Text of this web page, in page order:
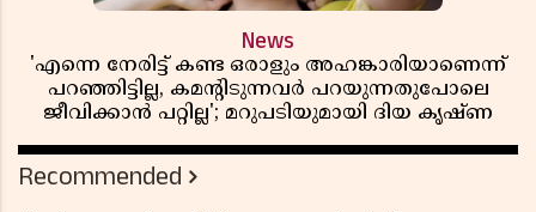
News
'എന്നെ നേരിട്ട് കണ്ട ഒരാളും അഹങ്കാരിയാണെന്ന്
പറഞ്ഞിട്ടില്ല, കമൻ്റിടുന്നവർ പറയുന്നതുപോലെ
ജീവിക്കാൻ പറ്റില്ല'; മറുപടിയുമായി ദിയ കൃഷ്ണ
Recommended